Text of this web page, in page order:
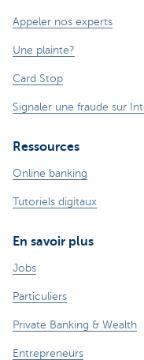
Appeler nos experts
Une plainte?
Card Stop
Signaler une fraude sur
Ressources
Online banking
Tutoriels digitaux
En savoir plus
Jobs
Particuliers
Private Banking & Wealth
Entrepreneurs